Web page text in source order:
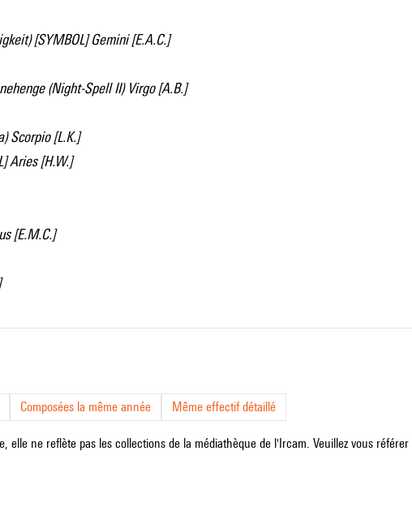
[SYMBOL] Gemini [E.A.C.]
(Night-Spell II) Virgo [A.B.]
Scorpio [L.K.]
Aries [H.W.]
[E.M.C.]
Composées la même année Même effectif détaillé
elle ne reflète pas les collections de la médiathèque de l'Ircam. Veuillez vous